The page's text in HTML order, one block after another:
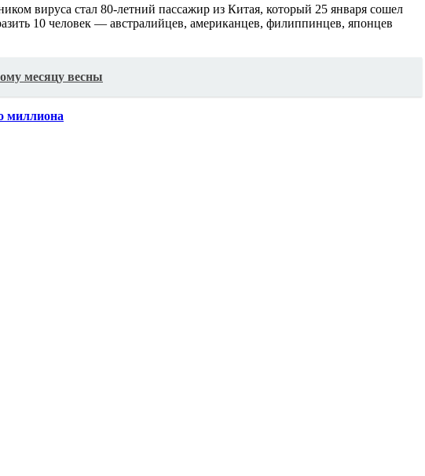
вируса стал 80-летний пассажир из Китая, который 25 января сошел
10 человек — австралийцев, американцев, филиппинцев, японцев
месяцу весны
миллиона